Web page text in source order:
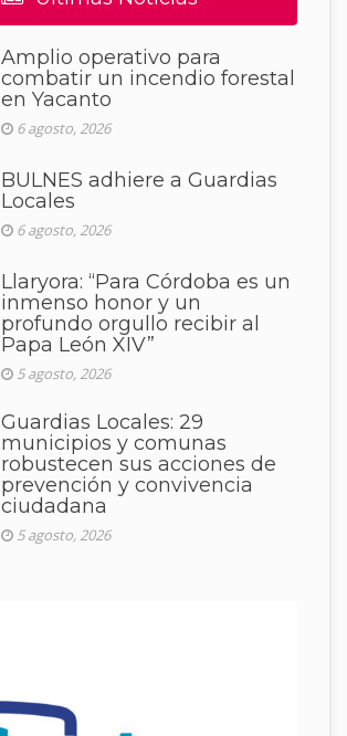
Amplio operativo para
combatir un incendio forestal
en Yacanto
6 agosto, 2026
BULNES adhiere a Guardias
Locales
6 agosto, 2026
Llaryora: “Para Córdoba es un
inmenso honor y un
profundo orgullo recibir al
Papa León XIV”
5 agosto, 2026
Guardias Locales: 29
municipios y comunas
robustecen sus acciones de
prevención y convivencia
ciudadana
5 agosto, 2026